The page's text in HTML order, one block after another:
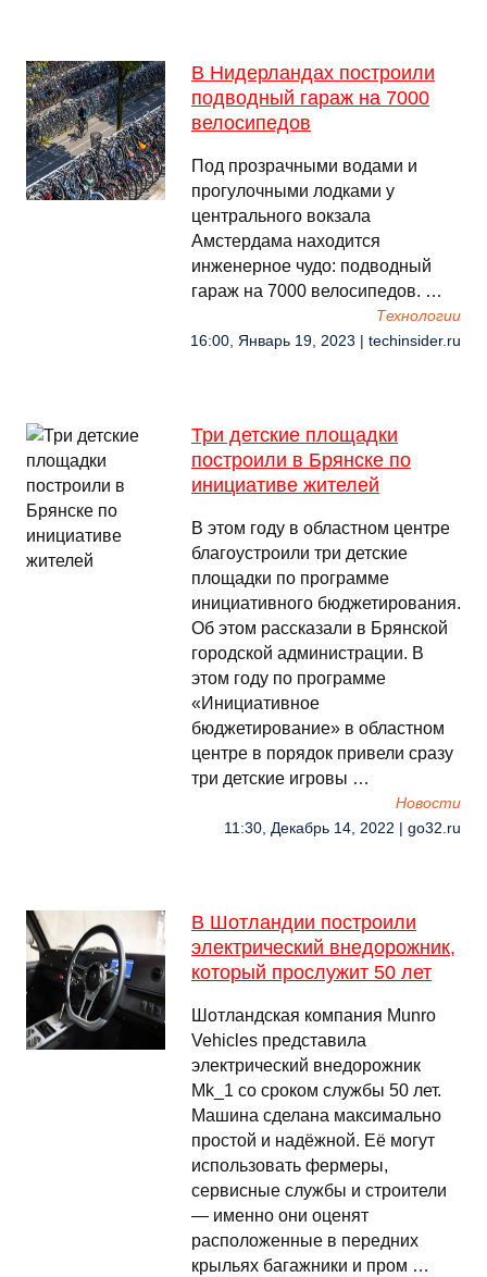
В Нидерландах построили
подводный гараж на 7000
велосипедов
Под прозрачными водами и
прогулочными лодками у
центрального вокзала
Амстердама находится
инженерное чудо: подводный
гараж на 7000 велосипедов. …
Технологии
16:00, Январь 19, 2023 | techinsider.ru
Три детские площадки
построили в Брянске по
инициативе жителей
В этом году в областном центре
благоустроили три детские
площадки по программе
инициативного бюджетирования.
Об этом рассказали в Брянской
городской администрации. В
этом году по программе
«Инициативное
бюджетирование» в областном
центре в порядок привели сразу
три детские игровы …
Новости
11:30, Декабрь 14, 2022 | go32.ru
В Шотландии построили
электрический внедорожник,
который прослужит 50 лет
Шотландская компания Munro
Vehicles представила
электрический внедорожник
Mk_1 со сроком службы 50 лет.
Машина сделана максимально
простой и надёжной. Её могут
использовать фермеры,
сервисные службы и строители
— именно они оценят
расположенные в передних
крыльях багажники и пром …